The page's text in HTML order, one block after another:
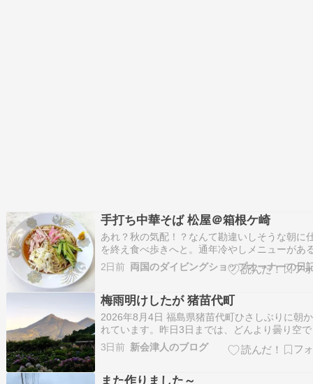
手打ち中華そば 松屋＠箱根ケ崎
あれ？秋の気配！？なんて勘違いしそうな朝に
を終え食べ歩きへと。通年冷やしメニューがあ
たいなので夏場まで待ってたんだけどね・・・
から近いながらも少し路地を入った場所にお店
座敷な小上がりとある店内は扇風機＆手書きな
ュ…
2日前 両国のダイビングショップオーナーの日
梅雨明けしたが 猪苗代町
2026年8月4日 福島県猪苗代町ひさしぶりに朝
れています。昨日3日までは、どんより曇り空
が、今朝は快晴です。猪苗代の今朝の最低気温
15.3度でした。涼しくて寝心地が良い夜でした
梯山には朝日が当たっています…
3日前 新会津人のブログ
また作りました～